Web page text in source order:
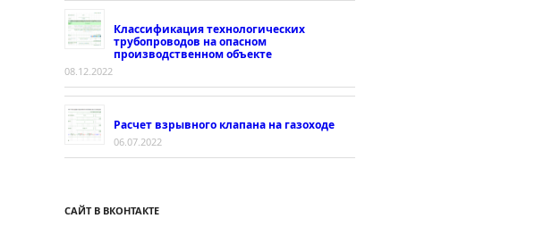
Классификация технологических
трубопроводов на опасном
производственном объекте
08.12.2022
Расчет взрывного клапана на газоходе
06.07.2022
САЙТ В ВКОНТАКТЕ